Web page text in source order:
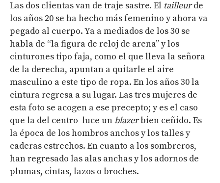
Las dos clientas van de traje sastre. El tailleurde
los años 20 se ha hecho más femenino y ahora va
pegado al cuerpo. Ya a mediados de los 30 se
habla de “la figura de reloj de arena” y los
cinturones tipo faja, como el que lleva la señora
de la derecha, apuntan a quitarle el aire
masculino a este tipo de ropa. En los años 30 la
cintura regresa a su lugar. Las tres mujeres de
esta foto se acogen a ese precepto; y es el caso
que la del centro luce unblazerbien ceñido. Es
la época de los hombros anchos y los talles y
caderas estrechos. En cuanto a los sombreros,
han regresado las alas anchas y los adornos de
plumas, cintas, lazos o broches.